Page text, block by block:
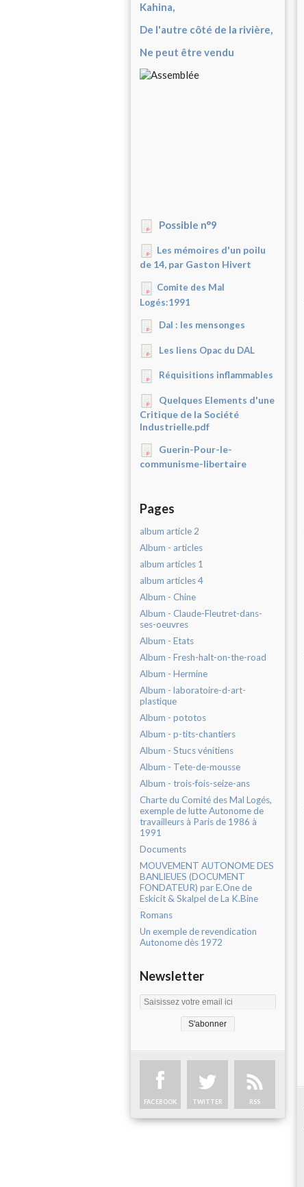
Kahina,
De l'autre côté de la rivière,
Ne peut être vendu
Possible n°9
Les mémoires d'un poilu
de 14, par Gaston Hivert
Comite des Mal
Logés:1991
Dal : les mensonges
Les liens Opac du DAL
Réquisitions inflammables
Quelques Elements d'une
Critique de la Société
Industrielle.pdf
Guerin-Pour-le-
communisme-libertaire
Pages
album article 2
Album - articles
album articles 1
album articles 4
Album - Chine
Album - Claude-Fleutret-dans-
ses-oeuvres
Album - Etats
Album - Fresh-halt-on-the-road
Album - Hermine
Album - laboratoire-d-art-
plastique
Album - pototos
Album - p-tits-chantiers
Album - Stucs vénitiens
Album - Tete-de-mousse
Album - trois-fois-seize-ans
Charte du Comité des Mal Logés,
exemple de lutte Autonome de
travailleurs à Paris de 1986 à
1991
Documents
MOUVEMENT AUTONOME DES
BANLIEUES (DOCUMENT
FONDATEUR) par E.One de
Eskicit & Skalpel de La K.Bine
Romans
Un exemple de revendication
Autonome dès 1972
Newsletter
FACEBOOK TWITTER RSS